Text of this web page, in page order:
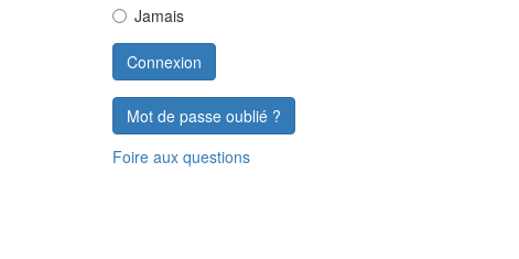
Jamais
Mot de passe oublié ?
Foire aux questions